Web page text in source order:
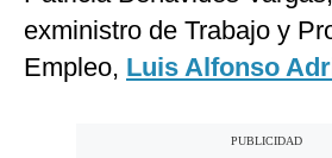
exministro de Trabajo y
Empleo, Luis Alfonso